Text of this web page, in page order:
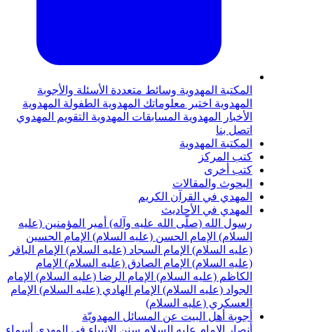
المهدويةوسائط متعددةالأسئلة والأجوبة
اختبر معلوماتك المهدويةالطفولة المهدوية
المهدويةالمسابقات المهدويةالتقويم المهدوي
المهدوية
والمقالات
في القرآن الكريم
في الأحاديث
الله (صلّى الله عليه وآله) أمير المؤمنين (عليه
الإمام الحسن (عليه السلام) الإمام الحسين
الإمام السجاد (عليه السلام) الإمام الباقر
الإمام الصادق (عليه السلام) الإمام
(عليه السلام) الإمام الرضا (عليه السلام) الإمام
(عليه السلام) الإمام الهادي (عليه السلام) الإمام
(عليه السلام)
أهل البيت عن المسائل المهدويّة
الإمام عليه السلامسنن الانبياء في المهديأسماء